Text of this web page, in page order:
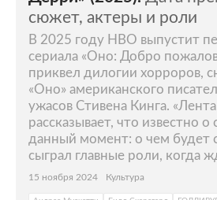
сюжет, актеры и роли
В 2025 году HBO выпустит
сериала «Оно: Добро
приквел дилогии хорроров,
«Оно» американского
ужасов Стивена Кинга.
рассказывает, что известно о
данный момент: о чем будет
сыграл главные роли, когда
15 ноября 2024 Культура